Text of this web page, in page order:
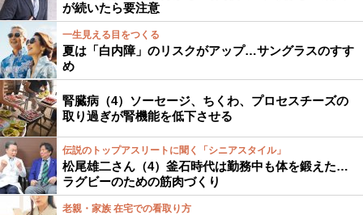
が続いたら要注意
一生見える目をつくる
夏は「白内障」のリスクがアップ…サングラスのすす
め
腎臓病（4）ソーセージ、ちくわ、プロセスチーズの
取り過ぎが腎機能を低下させる
伝説のトップアスリートに聞く「シニアスタイル」
松尾雄二さん（4）釜石時代は勤務中も体を鍛えた…
ラグビーのための筋肉づくり
老親・家族 在宅での看取り方